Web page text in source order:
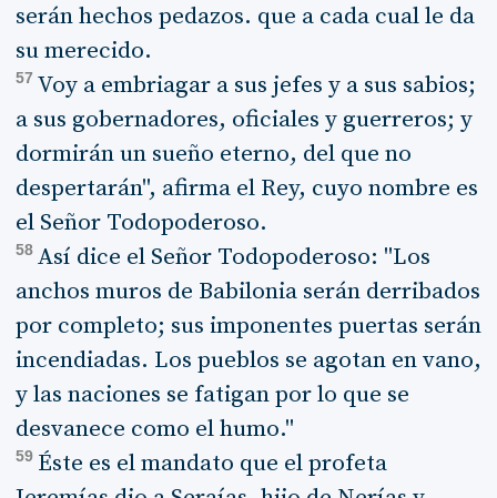
serán hechos pedazos. que a cada cual le da
su merecido.
57 Voy a embriagar a sus jefes y a sus sabios;
a sus gobernadores, oficiales y guerreros; y
dormirán un sueño eterno, del que no
despertarán", afirma el Rey, cuyo nombre es
el Señor Todopoderoso.
58 Así dice el Señor Todopoderoso: "Los
anchos muros de Babilonia serán derribados
por completo; sus imponentes puertas serán
incendiadas. Los pueblos se agotan en vano,
y las naciones se fatigan por lo que se
desvanece como el humo."
59 Éste es el mandato que el profeta